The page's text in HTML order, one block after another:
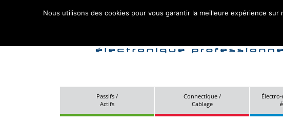
Passifs /
Actifs
Connectique /
Cablage
Nous utilisons des cookies pour vous garantir la meilleure expérience